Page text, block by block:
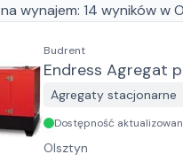
na wynajem: 14 wynikóww
Budrent
Endress Agregat
Agregaty stacjonarne
Dostępność
Olsztyn